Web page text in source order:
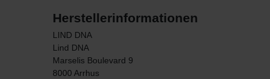
Herstellerinformationen
LIND DNA
Lind DNA
Marselis Boulevard 9
8000 Arrhus